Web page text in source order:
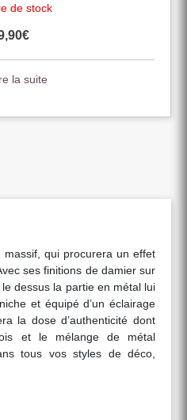
de stock
€
la suite
massif, qui procurera un effet
ses finitions de damier sur
dessus la partie en métal lui
et équipé d’un éclairage
la dose d’authenticité dont
et le mélange de métal
tous vos styles de déco,